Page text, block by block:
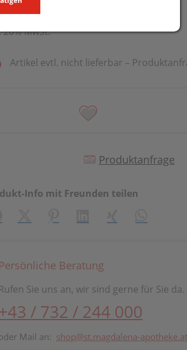
20% MwSt.
Artikel evtl. nicht lieferbar –
Produktanfrage
Info mit Freunden teilen
Persönliche Beratung
Rufen Sie uns an, wir sind gerne für Sie da.
/ 732 / 244 000
Mail an: shop@st.magdalena-apotheke.at